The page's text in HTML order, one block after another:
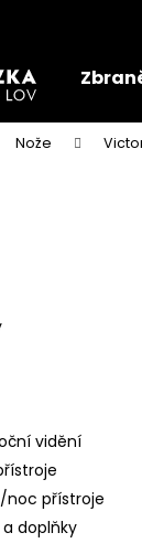
Nože
vidění
noc přístroje
doplňky
POZNÁMKY